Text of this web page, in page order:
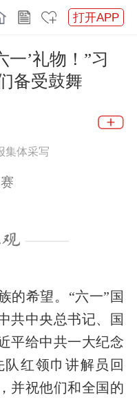
打开APP
一’礼物！”习
备受鼓舞
集体采写
的希望。“六一”国
共中央总书记、国
平给中共一大纪念
红领巾讲解员回
并祝他们和全国的